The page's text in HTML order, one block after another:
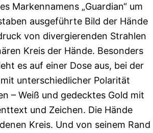
Markennamens „Guardian“ um
ausgeführte Bild der Hände
von divergierenden Strahlen
Kreis der Hände. Besonders
es auf einer Dose aus, bei der
unterschiedlicher Polarität
– Weiß und gedecktes Gold mit
und Zeichen. Die Hände
Kreis. Und von seinem Rand